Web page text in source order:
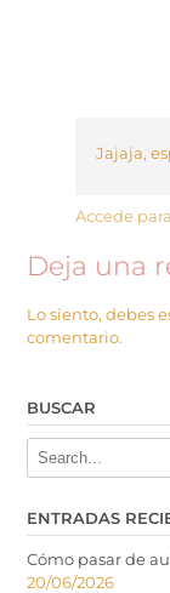
Jajaja,
Accede
Deja una
Lo siento, debes
comentario.
BUSCAR
ENTRADAS
Cómo pasar de
20/06/2026